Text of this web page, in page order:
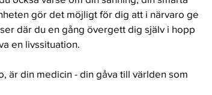
gör det möjligt för dig att i närvaro ge
där du en gång övergett dig själv i hopp
en livssituation.
är din medicin - din gåva till världen som